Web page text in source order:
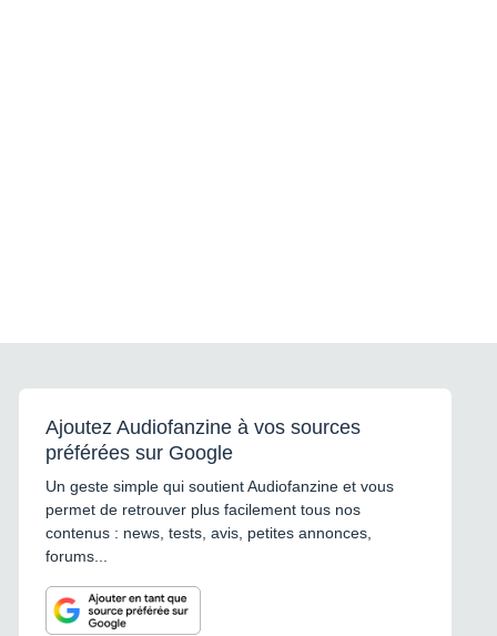
Ajoutez Audiofanzine à vos sources
préférées sur Google
Un geste simple qui soutient Audiofanzine et vous
permet de retrouver plus facilement tous nos
contenus : news, tests, avis, petites annonces,
forums...